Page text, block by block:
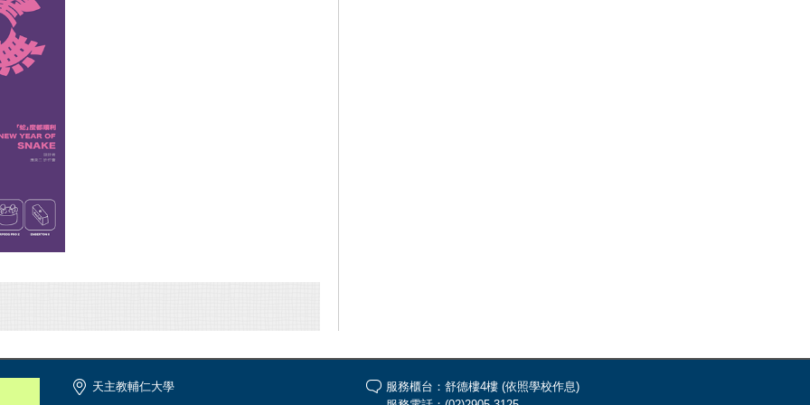
天主教輔仁大學
服務櫃台：舒德樓4樓 (依照學校作息)